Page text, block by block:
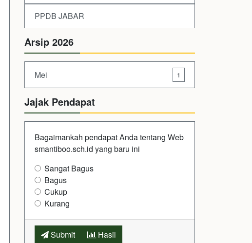
PPDB JABAR
Arsip 2026
Mei 1
Jajak Pendapat
Bagaimankah pendapat Anda tentang Web
smantiboo.sch.id yang baru ini
Sangat Bagus
Bagus
Cukup
Kurang
Submit Hasil